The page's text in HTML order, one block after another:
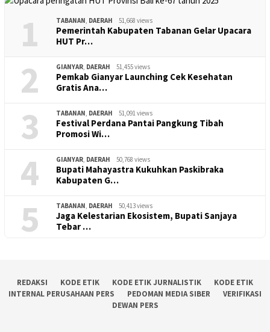
1 TABANAN DAERAH 51,668 views
Pemerintah Kabupaten Tabanan Gelar Upacara
HUT Pr…
2 GIANYAR DAERAH 51,455 views
Pemkab Gianyar Launching Cek Kesehatan
Gratis Ana…
3 TABANAN DAERAH 51,091 views
Festival Perdana Pantai Pangkung Tibah
Promosi Wi…
4 GIANYAR DAERAH 50,768 views
Bupati Mahayastra Kukuhkan Paskibraka
Kabupaten G…
5 TABANAN DAERAH 50,413 views
Jaga Kelestarian Ekosistem, Bupati Sanjaya
Tebar …
REDAKSI KODE ETIK KODE ETIK JURNALISTIK
KODE ETIK
INTERNAL PERUSAHAAN PERS
PEDOMAN MEDIA SIBER
VERIFIKASI
DEWAN PERS